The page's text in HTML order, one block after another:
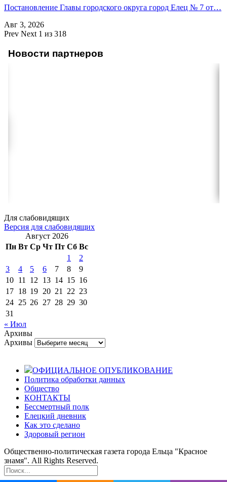
Постановление Главы городского округа город Елец № 7 от…
Авг 3, 2026
Prev Next 1 из 318
Новости партнеров
Для слабовидящих
Версия для слабовидящих
Август 2026
Пн Вт Ср Чт Пт Сб Вс
1
2
3
4 5 6 7 8
9
10 11 12 13 14 15 16
17 18 19 20 21 22 23
24 25 26 27 28 29 30
31
« Июл
Архивы
Архивы
ОФИЦИАЛЬНОЕ ОПУБЛИКОВАНИЕ
Политика обработки данных
Общество
КОНТАКТЫ
Бессмертный полк
Елецкий дневник
Как это сделано
Здоровый регион
Общественно-политическая газета города Ельца "Красное
знамя". All Rights Reserved.